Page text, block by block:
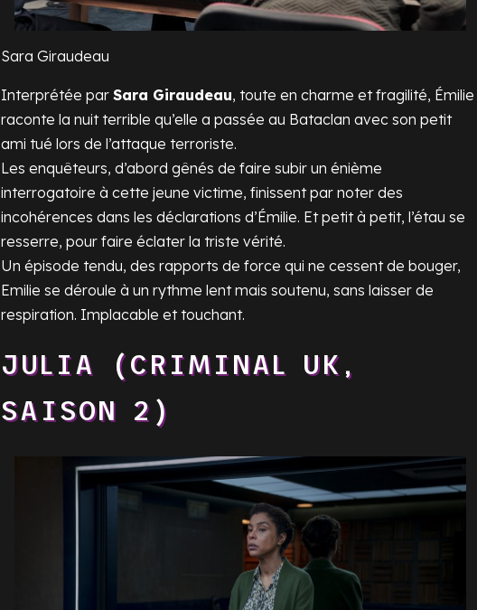
Sara Giraudeau
Interprétée par Sara Giraudeau, toute en charme et fragilité, Émilie
raconte la nuit terrible qu’elle a passée au Bataclan avec son petit
ami tué lors de l’attaque terroriste.
Les enquêteurs, d’abord gênés de faire subir un énième
interrogatoire à cette jeune victime, finissent par noter des
incohérences dans les déclarations d’Émilie. Et petit à petit, l’étau se
resserre, pour faire éclater la triste vérité.
Un épisode tendu, des rapports de force qui ne cessent de bouger,
Emilie se déroule à un rythme lent mais soutenu, sans laisser de
respiration. Implacable et touchant.
JULIA (CRIMINAL UK,
SAISON 2)